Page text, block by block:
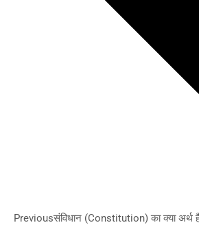
Previousसंविधान (Constitution) का क्या अर्थ